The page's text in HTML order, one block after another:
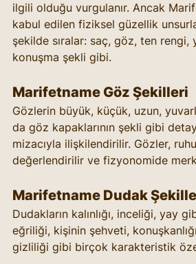
ilgili olduğu vurgulanır. Ancak
kabul edilen fiziksel güzellik
şekilde sıralar: saç, göz, ten rengi,
konuşma şekli gibi.
Marifetname Göz Şekilleri
Gözlerin büyük, küçük, uzun,
da göz kapaklarının şekli gibi
mizacıyla ilişkilendirilir. Gözler,
değerlendirilir ve fizyonomide
Marifetname Dudak
Dudakların kalınlığı, inceliği, yay
eğriliği, kişinin şehveti,
gizliliği gibi birçok karakteristik